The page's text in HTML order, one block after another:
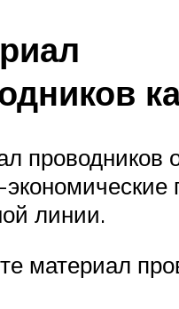
проводников
экономические
линии.
материал